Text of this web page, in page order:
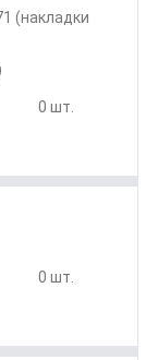
(накладки
0 шт.
0 шт.